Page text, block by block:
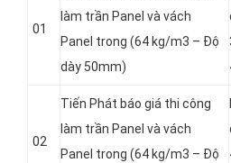
01
làm trần Panel và vách
Panel trong (64 kg/m3 – Độ
dày 50mm)
02
Tiến Phát báo giá thi công
làm trần Panel và vách
Panel trong (64 kg/m3 – Độ